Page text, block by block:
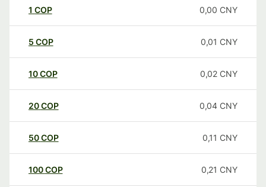
1 COP 0,00 CNY
5 COP 0,01 CNY
10COP 0,02 CNY
20COP 0,04 CNY
50COP 0,11 CNY
100COP 0,21 CNY